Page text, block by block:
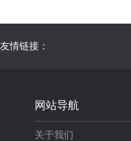
友情链接：
网站导航
关于我们